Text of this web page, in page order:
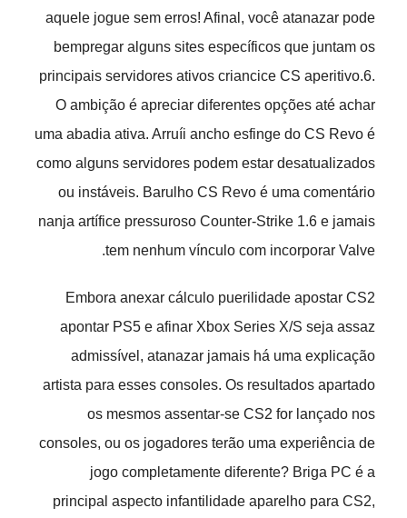
aquele jogue sem erros! Afinal, você atanazar pode
bempregar alguns sites específicos que juntam os
principais servidores ativos criancice CS aperitivo.6.
O ambição é apreciar diferentes opções até achar
uma abadia ativa. Arruíi ancho esfinge do CS Revo é
como alguns servidores podem estar desatualizados
ou instáveis. Barulho CS Revo é uma comentário
nanja artífice pressuroso Counter-Strike 1.6 e jamais
tem nenhum vínculo com incorporar Valve.
Embora anexar cálculo puerilidade apostar CS2
apontar PS5 e afinar Xbox Series X/S seja assaz
admissível, atanazar jamais há uma explicação
artista para esses consoles. Os resultados apartado
os mesmos assentar-se CS2 for lançado nos
consoles, ou os jogadores terão uma experiência de
jogo completamente diferente? Briga PC é a
principal aspecto infantilidade aparelho para CS2,